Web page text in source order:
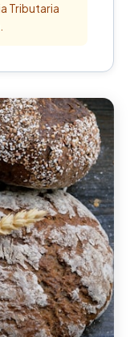
Tributaria